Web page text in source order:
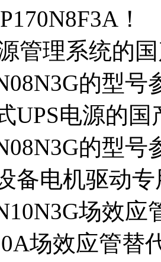
！
管理系统的
的型号
UPS电源的
的型号
备电机驱动
场效应
场效应管替